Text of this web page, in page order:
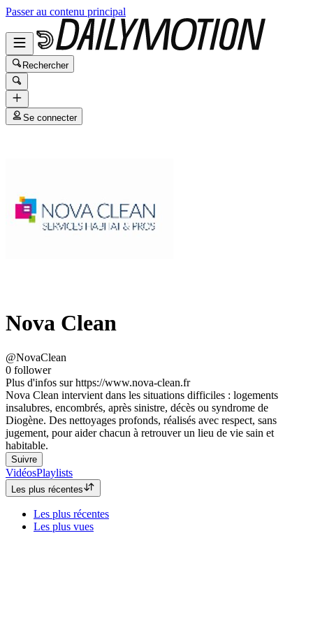
Passer au contenu principal
Rechercher
Se connecter
Nova Clean
@NovaClean
0 follower
Plus d'infos sur https://www.nova-clean.fr
Nova Clean intervient dans les situations difficiles : logements
insalubres, encombrés, après sinistre, décès ou syndrome de
Diogène. Des nettoyages profonds, réalisés avec respect, sans
jugement, pour aider chacun à retrouver un lieu de vie sain et
habitable.
Suivre
VidéosPlaylists
Les plus récentes
Les plus récentes
Les plus vues